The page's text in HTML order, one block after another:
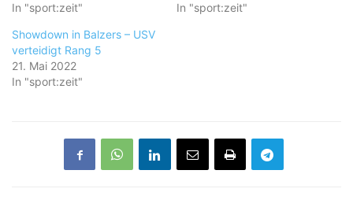
In "sport:zeit"
In "sport:zeit"
Showdown in Balzers – USV
verteidigt Rang 5
21. Mai 2022
In "sport:zeit"